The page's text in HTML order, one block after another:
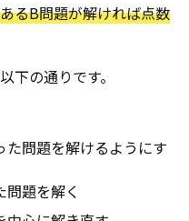
るB問題が解ければ点数
下の通りです。
問題を解けるようにす
題を解く